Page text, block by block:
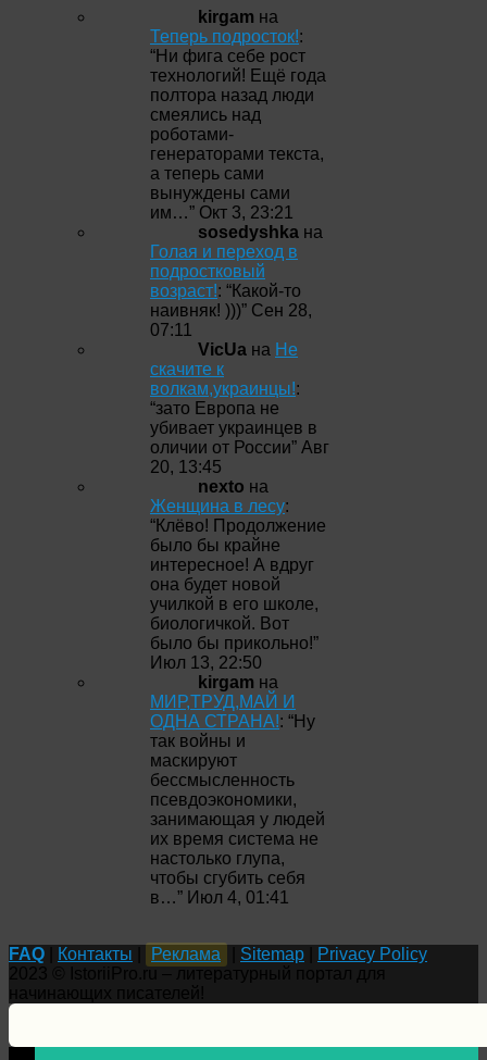
kirgam на
Теперь подросток!:
“Ни фига себе рост
технологий! Ещё года
полтора назад люди
смеялись над
роботами-
генераторами текста,
а теперь сами
вынуждены сами
им…” Окт 3, 23:21
sosedyshka на
Голая и переход в
подростковый
возраст!: “Какой-то
наивняк! )))” Сен 28,
07:11
VicUa на Не
скачите к
волкам,украинцы!:
“зато Европа не
убивает украинцев в
оличии от России” Авг
20, 13:45
nexto на
Женщина в лесу:
“Клёво! Продолжение
было бы крайне
интересное! А вдруг
она будет новой
училкой в его школе,
биологичкой. Вот
было бы прикольно!”
Июл 13, 22:50
kirgam на
МИР,ТРУД,МАЙ И
ОДНА СТРАНА!: “Ну
так войны и
маскируют
бессмысленность
псевдоэкономики,
занимающая у людей
их время система не
настолько глупа,
чтобы сгубить себя
в…” Июл 4, 01:41
FAQ Контакты Реклама Sitemap
Privacy Policy